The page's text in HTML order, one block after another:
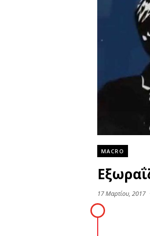
MACRO
17 Μαρτίου, 2017